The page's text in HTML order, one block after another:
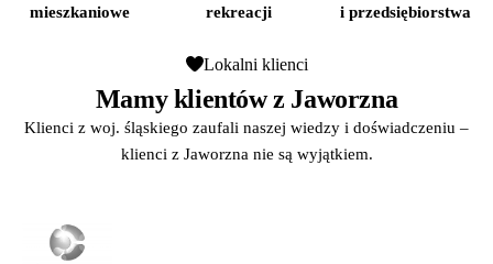
mieszkaniowe
rekreacji
i przedsiębiorstwa
Lokalni klienci
Mamy klientów z Jaworzna
Klienci z woj. śląskiego zaufali naszej wiedzy i doświadczeniu –
klienci z Jaworzna nie są wyjątkiem.